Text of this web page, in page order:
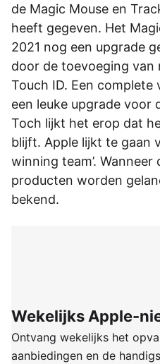
de Magic Mouse en
heeft gegeven. Het
2021 nog een upgrade
door de toevoeging van
Touch ID. Een complete
een leuke upgrade voor
Toch lijkt het erop dat
blijft. Apple lijkt te gaan
winning team’.
producten worden
bekend.
Wekelijks Apple-
Ontvang wekelijks het
aanbiedingen en de